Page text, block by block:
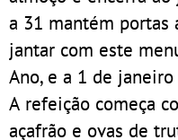
a 31 mantém portas
jantar com este
Ano, e a 1 de
A refeição começa
açafrão e ovas de